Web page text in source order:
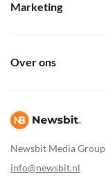
Newsbit Media Group
info@newsbit.nl
Marketing
Over ons